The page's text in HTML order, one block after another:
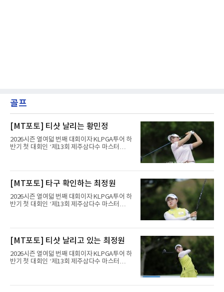
골프
[MT포토] 티샷 날리는 황민정
2026시즌 열여덟 번째 대회이자 KLPGA투어 하
반기 첫 대회인 ‘제13회 제주삼다수 마스터
트(파72/6,767야드)에서 열리고 있다.6일 현재
홀에서 경기하고 있다.
[MT포토] 타구 확인하는 최정원
2026시즌 열여덟 번째 대회이자 KLPGA투어 하
반기 첫 대회인 ‘제13회 제주삼다수 마스터
트(파72/6,767야드)에서 열리고 있다.6일 현재
홀에서 경기하고 있다.
[MT포토] 티샷 날리고 있는 최정원
2026시즌 열여덟 번째 대회이자 KLPGA투어 하
반기 첫 대회인 ‘제13회 제주삼다수 마스터
트(파72/6,767야드)에서 열리고 있다.6일 현재